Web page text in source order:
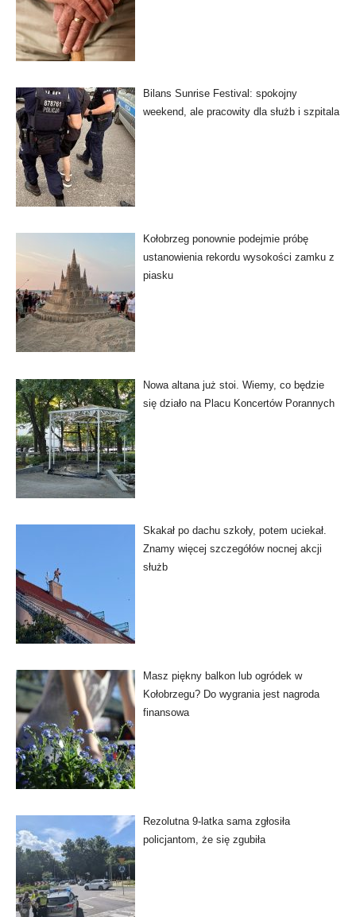
Bilans Sunrise Festival: spokojny
weekend, ale pracowity dla służb i szpitala
Kołobrzeg ponownie podejmie próbę
ustanowienia rekordu wysokości zamku z
piasku
Nowa altana już stoi. Wiemy, co będzie
się działo na Placu Koncertów Porannych
Skakał po dachu szkoły, potem uciekał.
Znamy więcej szczegółów nocnej akcji
służb
Masz piękny balkon lub ogródek w
Kołobrzegu? Do wygrania jest nagroda
finansowa
Rezolutna 9-latka sama zgłosiła
policjantom, że się zgubiła